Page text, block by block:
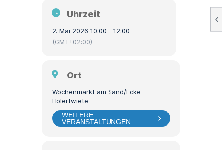
Uhrzeit
2. Mai 2026 10:00 - 12:00
(GMT+02:00)
Ort
Wochenmarkt am Sand/Ecke
Hölertwiete
WEITERE
VERANSTALTUNGEN